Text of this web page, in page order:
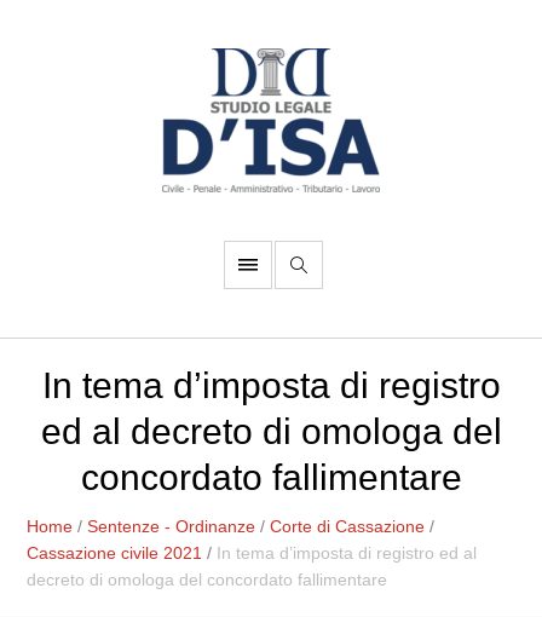
In tema d’imposta di registro
ed al decreto di omologa del
concordato fallimentare
Home /Sentenze - Ordinanze /Corte di Cassazione /
Cassazione civile 2021 / In tema d’imposta di registro ed al
decreto di omologa del concordato fallimentare